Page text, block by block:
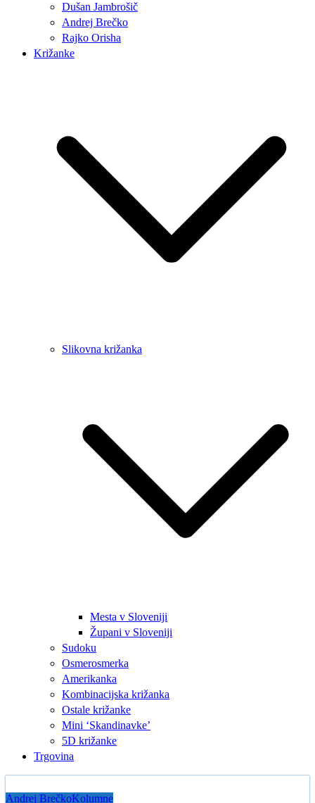
Dušan Jambrošič
Andrej Brečko
Rajko Orisha
Križanke
Slikovna križanka
Mesta v Sloveniji
Župani v Sloveniji
Sudoku
Osmerosmerka
Amerikanka
Kombinacijska križanka
Ostale križanke
Mini ‘Skandinavke’
5D križanke
Trgovina
Andrej BrečkoKolumne